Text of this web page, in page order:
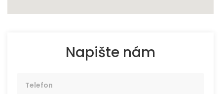
Napište nám